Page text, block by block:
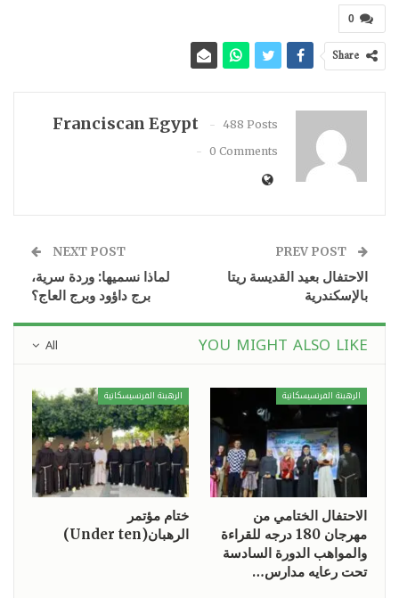
0
Share
Franciscan Egypt
488 Posts
0 Comments
الاحتفال بعيد القديسة ريتا
بالإسكندرية
NEXT POST
لماذا نسميها: وردة سرية،
برج داؤود وبرج العاج؟
All YOU MIGHT ALSO LIKE
الرهبنة الفرنسيسكانية
الاحتفال الختامي من
مهرجان 180 درجه للقراءة
والمواهب الدورة السادسة
تحت رعايه مدارس…
الرهبنة الفرنسيسكانية
ختام مؤتمر
الرهبان(Under ten)